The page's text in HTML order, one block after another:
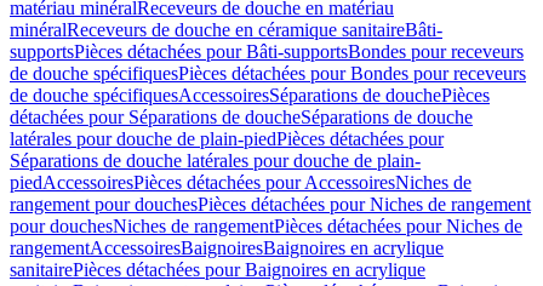
matériau minéralReceveurs de douche en matériau
minéralReceveurs de douche en céramique sanitaireBâti-
supportsPièces détachées pour Bâti-supportsBondes pour receveurs
de douche spécifiquesPièces détachées pour Bondes pour receveurs
de douche spécifiquesAccessoiresSéparations de douchePièces
détachées pour Séparations de doucheSéparations de douche
latérales pour douche de plain-piedPièces détachées pour
Séparations de douche latérales pour douche de plain-
piedAccessoiresPièces détachées pour AccessoiresNiches de
rangement pour douchesPièces détachées pour Niches de rangement
pour douchesNiches de rangementPièces détachées pour Niches de
rangementAccessoiresBaignoiresBaignoires en acrylique
sanitairePièces détachées pour Baignoires en acrylique